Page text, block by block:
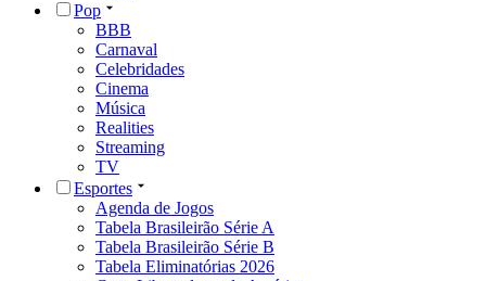
Pop
BBB
Carnaval
Celebridades
Cinema
Música
Realities
Streaming
TV
Esportes
Agenda de Jogos
Tabela Brasileirão Série A
Tabela Brasileirão Série B
Tabela Eliminatórias 2026